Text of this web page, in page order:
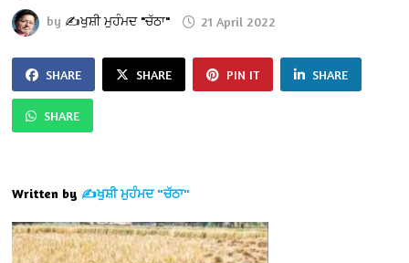
by ✍️ਖੁਸ਼ੀ ਮੁਹੰਮਦ "ਚੱਠਾ" 21 April 2022
SHARE SHARE PIN IT SHARE
SHARE
Written by ✍️ਖੁਸ਼ੀ ਮੁਹੰਮਦ "ਚੱਠਾ"